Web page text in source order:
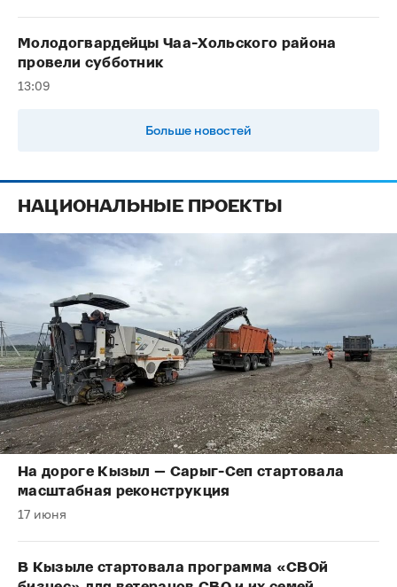
Молодогвардейцы Чаа-Хольского района
провели субботник
13:09
Больше новостей
НАЦИОНАЛЬНЫЕ ПРОЕКТЫ
На дороге Кызыл — Сарыг-Сеп стартовала
масштабная реконструкция
17 июня
В Кызыле стартовала программа «СВОй